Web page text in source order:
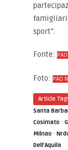
sport”.
Fonte:
Foto: PAO
Article
Santa
Cosimato ·
Milnao ·
Dell'Aquila